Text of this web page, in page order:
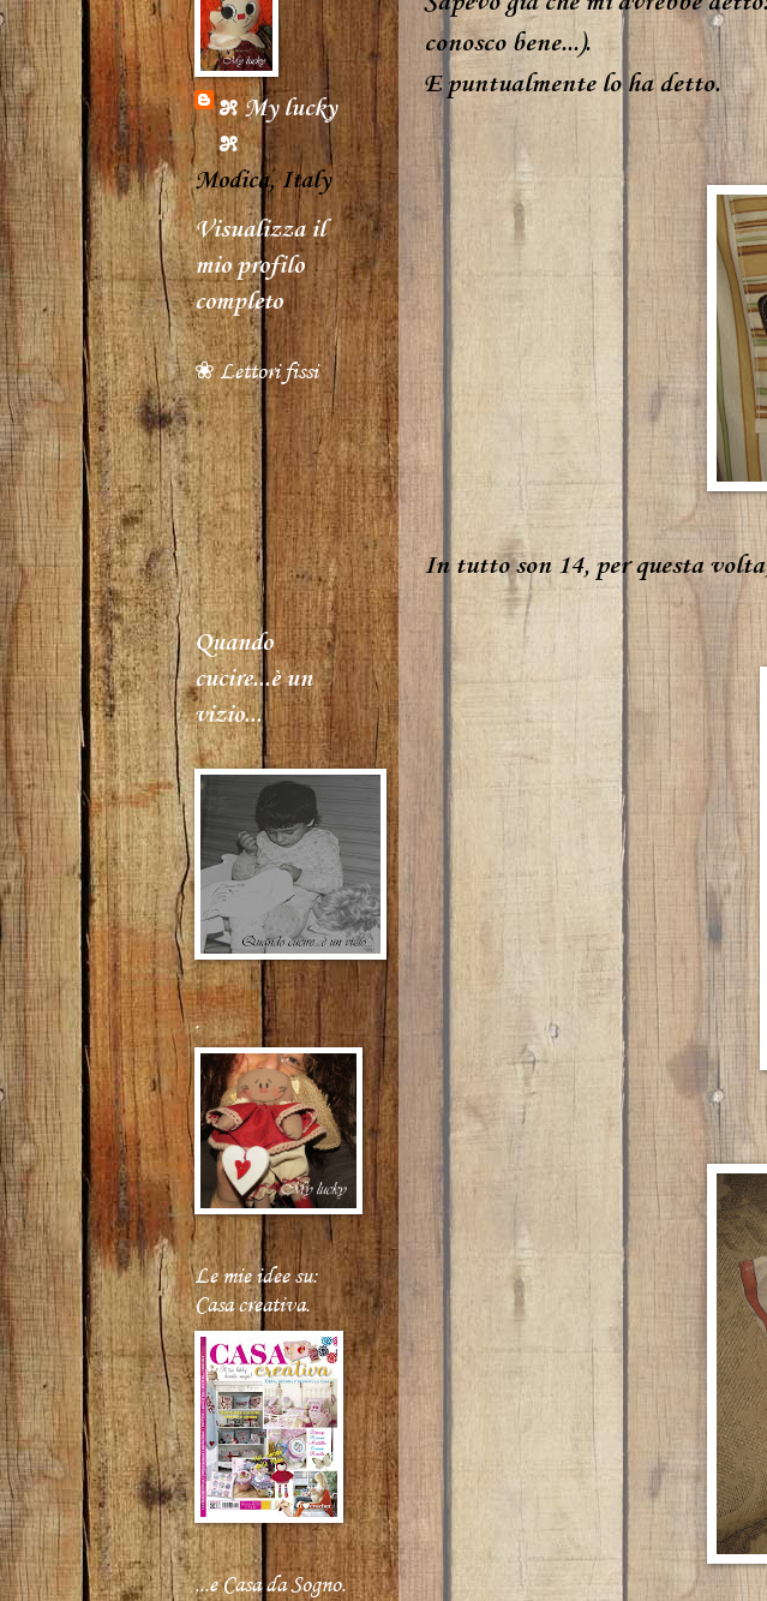
conosco bene...).
E puntualmente lo ha detto.
In tutto son 14, per questa
೫ My lucky
೫
Modica, Italy
Visualizza il
mio profilo
completo
❀ Lettori fissi
Quando
cucire...è un
vizio...
.
Le mie idee su:
Casa creativa.
...e Casa da Sogno.